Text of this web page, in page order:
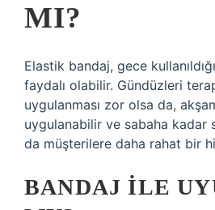
MI?
Elastik bandaj, gece
faydalı olabilir. Gündüzleri
uygulanması zor olsa da,
uygulanabilir ve sabaha kadar
da müşterilere daha rahat bir
BANDAJ ILE